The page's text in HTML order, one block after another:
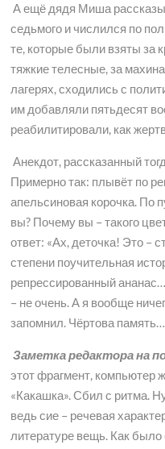
А ещё дядя Миша
седьмого и числился по
те, которые были взяты за
тяжкие телесные, за
лагерях, сходились с
им добавляли пятьдесят
реабилитировали, как
Анекдот, рассказанный
Примерно так: плывёт по
апельсиновая корочка. По
вы? Почему вы – такого
ответ: «Ах, деточка! Это –
степени поучительная
репрессированный
– не очень. А я вообще
запомнил. Чёртова память…
Заметка редактора на
этот фрагмент, компьютер
«Какашка». Сбил с ритма.
ведь сие – речевая
литературе вещь. Как было